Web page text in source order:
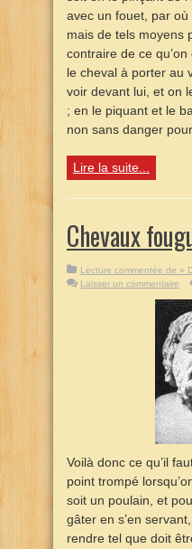
avec un fouet, par où
mais de tels moyens
contraire de ce
le cheval à porter au
voir devant lui, et on
; en le piquant et le
non sans danger
Lire la suite...
Chevaux
Lecture commentée de «
Laisser un commentaire
Voilà donc ce qu’il
point trompé
soit un poulain, et
gâter en s’en
rendre tel que doit